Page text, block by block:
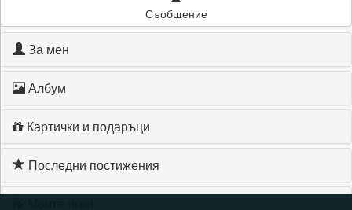
Съобщение
За мен
Албум
Картички и подаръци
Последни постижения